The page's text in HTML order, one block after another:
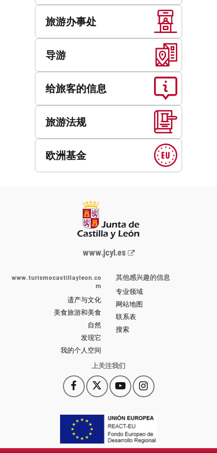
旅游办事处
导游
给旅客的信息
旅游法规
欧洲基金
Junta
y
León
网
站
门
户
-
www.jcyl.es
www.turismocastillayleon.co
m
遗产与文化
美食旅游和美食
自然
发现它
我的个人空间
其他感兴趣的信息
专业领域
网站地图
联系表
搜索
上关注我们
Facebook
此
链
会
打
开
一
此
链
一
YouTube
此
链
会
打
开
一
Instagram
此
链
会
开
一